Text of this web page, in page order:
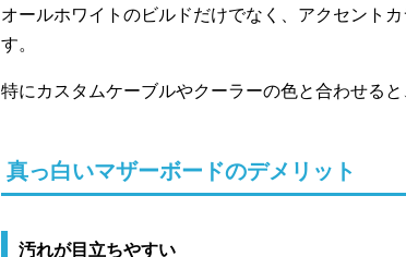
オールホワイトのビルドだけでなく、アクセント
す。
特にカスタムケーブルやクーラーの色と合わせる
真っ白いマザーボードのデメリット
汚れが目立ちやすい